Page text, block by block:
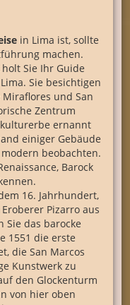
in Lima ist, sollte
machen.
Sie Ihr Guide
Sie besichtigen
und San
Zentrum
ernannt
einiger Gebäude
beobachten.
Barock
16. Jahrhundert,
Pizarro aus
Sie das barocke
1551 die erste
die San Marcos
Kunstwerk zu
den Glockenturm
von hier oben